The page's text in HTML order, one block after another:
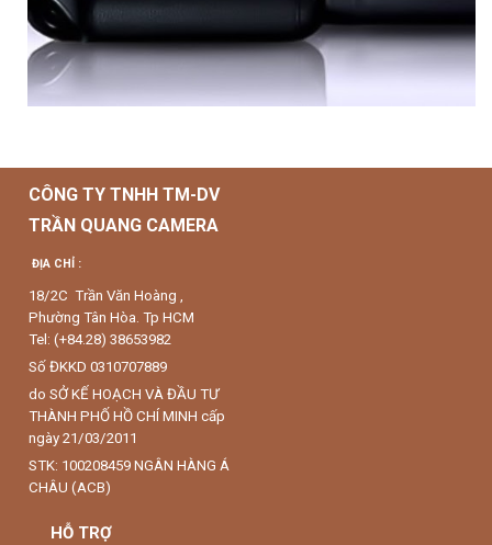
CÔNG TY TNHH TM-DV
TRẦN QUANG CAMERA
ĐỊA CHỈ :
18/2C Trần Văn Hoàng ,
Phường Tân Hòa. Tp HCM
Tel: (+84.28) 38653982
Số ĐKKD 0310707889
do SỞ KẾ HOẠCH VÀ ĐẦU TƯ
THÀNH PHỐ HỒ CHÍ MINH cấp
ngày 21/03/2011
STK: 100208459 NGÂN HÀNG Á
CHÂU (ACB)
HỖ TRỢ